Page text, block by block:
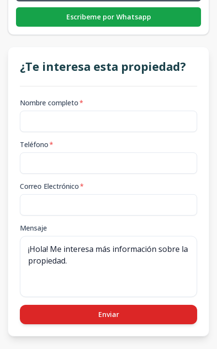
Escribeme por Whatsapp
¿Te interesa esta propiedad?
Nombre completo*
Teléfono*
Correo Electrónico*
Mensaje
Enviar